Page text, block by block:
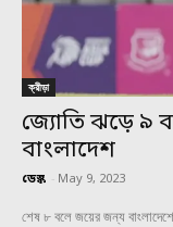
ক্রীড়া
জ্যোতি ঝড়ে ৯
বাংলাদেশ
ডেস্ক - May 9, 2023
শেষ ৮ বলে জয়ের জন্য